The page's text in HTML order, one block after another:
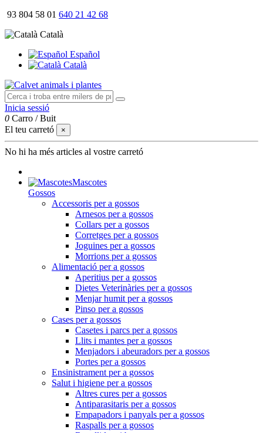
93 804 58 01 640 21 42 68
Català
Español
Català
Inicia sessió
0 Carro /Buit
El teu carretó
×
No hi ha més articles al vostre carretó
Mascotes
Gossos
Accessoris per a gossos
Arnesos per a gossos
Collars per a gossos
Corretges per a gossos
Joguines per a gossos
Morrions per a gossos
Alimentació per a gossos
Aperitius per a gossos
Dietes Veterinàries per a gossos
Menjar humit per a gossos
Pinso per a gossos
Cases per a gossos
Casetes i parcs per a gossos
Llits i mantes per a gossos
Menjadors i abeuradors per a gossos
Portes per a gossos
Ensinistrament per a gossos
Salut i higiene per a gossos
Altres cures per a gossos
Antiparasitaris per a gossos
Empapadors i panyals per a gossos
Raspalls per a gossos